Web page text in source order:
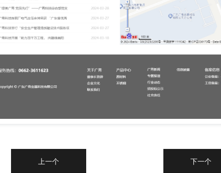
上一个 下一个